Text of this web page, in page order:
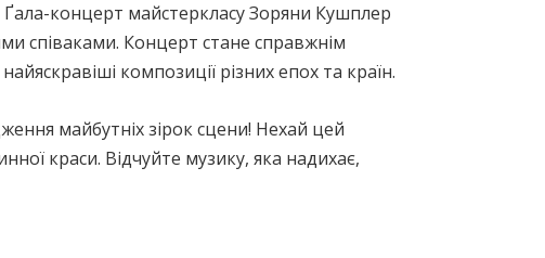
Ґала-концерт майстеркласу Зоряни Кушплер
співаками. Концерт стане справжнім
композиції різних епох та країн.
майбутніх зірок сцени! Нехай цей
краси. Відчуйте музику, яка надихає,